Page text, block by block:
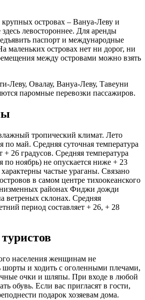
островах – Вануа-Леву и
левостороннее. Для аренды
паспорт и международные
маленьких островах нет ни дорог, ни
между островами можно взять
Леву, Овалау, Вануа-Леву, Тавеуни
паромные перевозки пассажиров.
тропический климат. Лето
по май. Средняя суточная температура
+ 26 градусов. Средняя температура
по ноябрь) не опускается ниже + 23
частые ураганы. Связано
в самом центре тихоокеанского
районах Фиджи дожди
ветреных склонах. Средняя
период составляет + 26, + 28
населения женщинам не
шорты и ходить с оголенными плечами,
очки и шляпы. При входе в любой
обувь. Если вас пригласят в гости,
подарок хозяевам дома.